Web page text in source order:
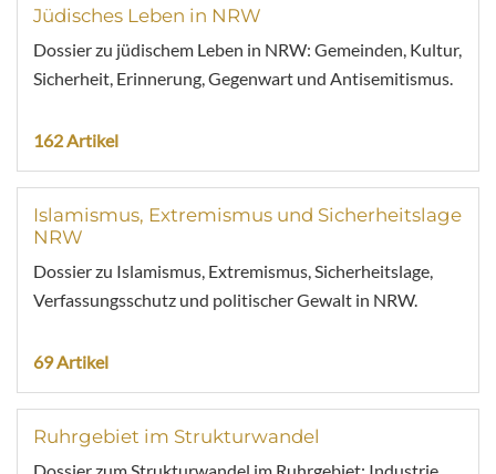
Jüdisches Leben in NRW
Dossier zu jüdischem Leben in NRW: Gemeinden, Kultur,
Sicherheit, Erinnerung, Gegenwart und Antisemitismus.
162 Artikel
Islamismus, Extremismus und Sicherheitslage
NRW
Dossier zu Islamismus, Extremismus, Sicherheitslage,
Verfassungsschutz und politischer Gewalt in NRW.
69 Artikel
Ruhrgebiet im Strukturwandel